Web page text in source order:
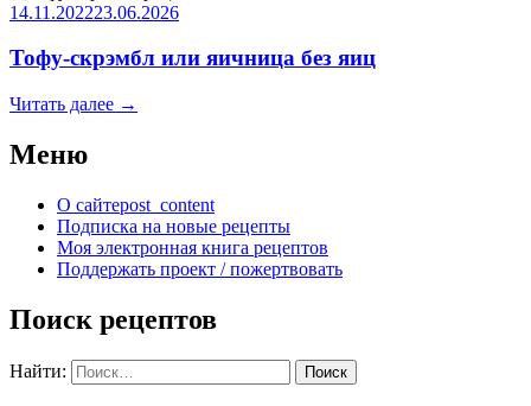
14.11.202223.06.2026
Тофу-скрэмбл или яичница без яиц
Читать далее →
Меню
О сайтеpost_content
Подписка на новые рецепты
Моя электронная книга рецептов
Поддержать проект / пожертвовать
Поиск рецептов
Найти: